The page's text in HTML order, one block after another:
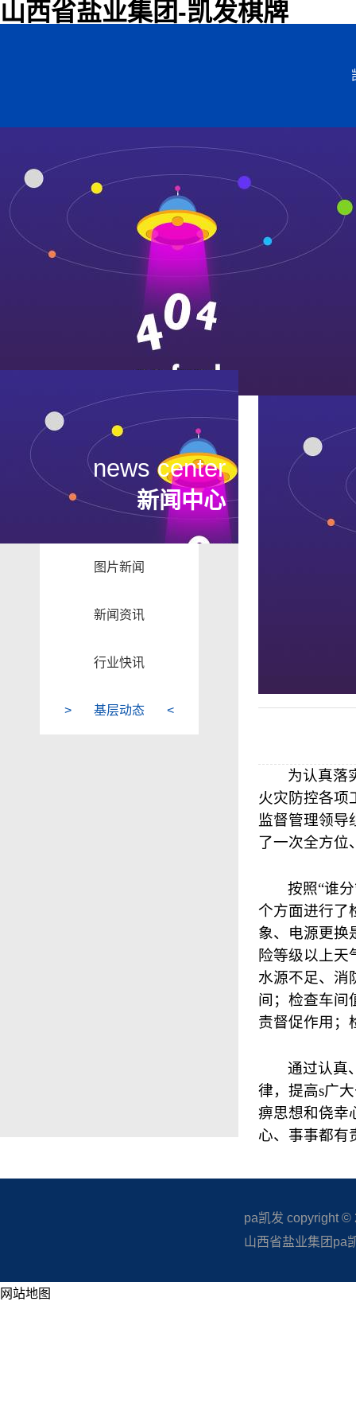
山西省盐业集团-凯发棋牌
news center
新闻中心
图片新闻
新闻资讯
行业快讯
基层动态
为认真落
火灾防控各项
监督管理领导
了一次全方位
按照“谁
个方面进行了
象、电源更换
险等级以上天
水源不足、消
间；检查车间
责督促作用；
通过认真
律，提高s广
痹思想和侥幸
心、事事都有
pa凯发 copyright ©
山西省盐业集团pa
网站地图